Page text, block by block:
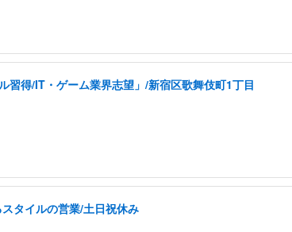
習得/IT・ゲーム業界志望」/新宿区歌舞伎町1丁目
タイルの営業/土日祝休み